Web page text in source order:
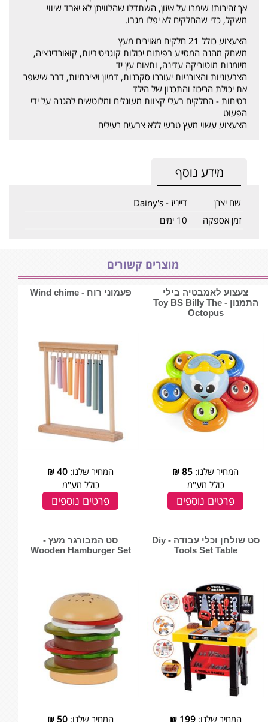
אך זהירות! שימרו על איזון, השתדלו שהלוויתן לא יאבד שיווי
משקל, כדי שהחלקים לא יפלו מגבו.
הצעצוע כולל 21 חלקים מאוירים מעץ
משחק מהנה המסייע בפיתוח יכולות קוגניטיביות, קואורדינציה,
מיומנות מוטוריקה עדינה, ותאום עין יד
הצבעוניות והצורניות יעוררו סקרנות, דמיון ויצירתיות, דבר שישפר
את יכולת הריכוז והתכנון של הילד
בטיחות - החלקים בעלי קצוות מעוגלים ומלוטשים להגנה על ידי
הפעוט
הצעצוע עשוי מעץ טבעי ללא צבעים רעילים
מידע נוסף
שם יצרן
דייניז - Dainy's
זמן אספקה
10 ימים
מוצרים קשורים
צעצוע לאמבטיה בילי
התמנון - Toy BS Billy The
Octopus
המחיר שלנו: 85
₪
כולל מע"מ
פרטים נוספים
פעמוני רוח - ‏‏‏‏Wind chime
המחיר שלנו: 40
₪
כולל מע"מ
פרטים נוספים
סט שולחן וכלי עבודה - Diy
Tools Set Table
המחיר שלנו:199
₪
סט המבורגר מעץ -
‏‏‏‏Wooden Hamburger Set
המחיר שלנו: 50
₪